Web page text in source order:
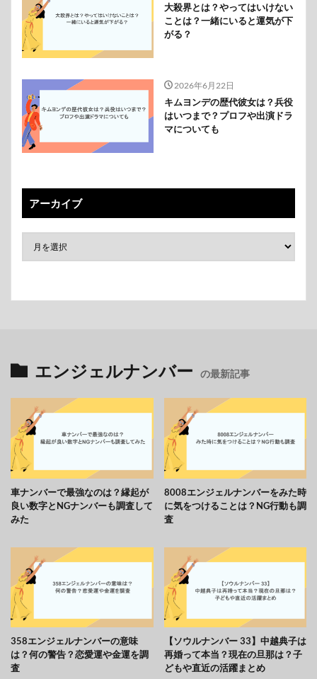
大殺界とは？やってはいけない
ことは？一緒にいると運気が下
がる？
2026年6月22日
キムヨンデの歴代彼女は？兵役
はいつまで？プロフや出演ドラ
マについても
アーカイブ
エンジェルナンバー の最新記事
車ナンバーで最強なのは？縁起が
良い数字とNGナンバーも調査して
みた
8008エンジェルナンバーをみた時
に気をつけることは？NG行動も調
査
358エンジェルナンバーの意味
は？何の警告？恋愛運や金運を調
査
【ソウルナンバー 33】中越典子は
再婚って本当？現在の旦那は？子
どもや直近の活躍まとめ